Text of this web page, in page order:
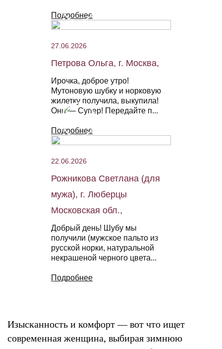
Подробнее
27.06.2026
Петрова Ольга, г. Москва,
Ирочка, доброе утро!
Мутоновую шубку и норковую
жилетку получила, выкупила!
Они — Супер! Передайте п...
Подробнее
22.06.2026
Рожникова Светлана (для
мужа), г. Люберцы
Московская обл.,
Добрый день! Шубу мы
получили (мужское пальто из
русской норки, натуральной
некрашеной черного цвета...
Подробнее
Изысканность и комфорт — вот что ищет
современная женщина, выбирая зимнюю